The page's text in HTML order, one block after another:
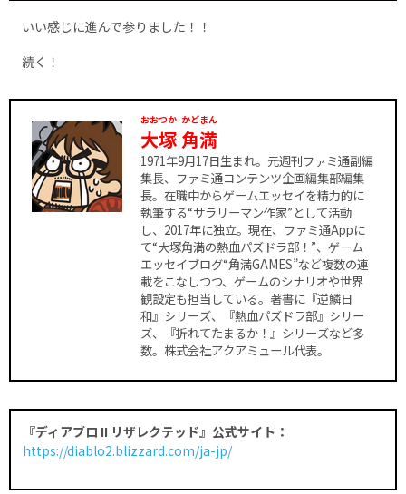
いい感じに進んで参りました！！
続く！
大塚
おおつか
角満
かどまん
1971年9月17日生まれ。元週刊ファミ通副編
集長、ファミ通コンテンツ企画編集部編集
長。在職中からゲームエッセイを精力的に
執筆する“サラリーマン作家”として活動
し、2017年に独立。現在、ファミ通Appに
て“大塚角満の熱血パズドラ部！”、ゲーム
エッセイブログ“角満GAMES”など複数の連
載をこなしつつ、ゲームのシナリオや世界
観設定も担当している。著書に『逆鱗日
和』シリーズ、『熱血パズドラ部』シリー
ズ、『折れてたまるか！』シリーズなど多
数。株式会社アクアミュール代表。
『ディアブロ II リザレクテッド』公式サイト：
https://diablo2.blizzard.com/ja-jp/